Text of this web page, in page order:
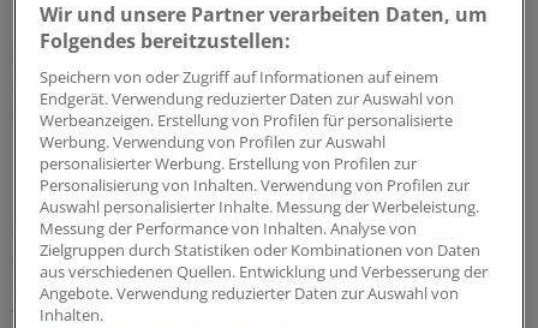
Die CDU, in Niedersachsen die Koalitionspartnerin der
SPD, sprach sich erneut gegen Pflichtbeiträge aus und
setzt auf die Ergebnisse einer Evaluation der Kammer.
Seit September prüft die Unternehmensberatung
Kienbaum im Auftrag des Ministeriums die Arbeit der
Kammer. „Lassen Sie uns gemeinsam den Weg der
Evaluation weiter gehen“, sagte Volker Meyer,
sozialpolitischer Sprecher der CDU im Landtag. Erst
dann solle über die Zukunft der Kammer neu
entschieden werden. Die CDU jedenfalls sei für eine
freiwillige Mitgliedschaft.
Wir und unsere Partner verarbeiten Daten, um
Folgendes bereitzustellen:
Speichern von oder Zugriff auf Informationen auf einem
Endgerät. Verwendung reduzierter Daten zur Auswahl von
Werbeanzeigen. Erstellung von Profilen für personalisierte
Werbung. Verwendung von Profilen zur Auswahl
personalisierter Werbung. Erstellung von Profilen zur
Personalisierung von Inhalten. Verwendung von Profilen zur
Auswahl personalisierter Inhalte. Messung der Werbeleistung.
Messung der Performance von Inhalten. Analyse von
Zielgruppen durch Statistiken oder Kombinationen von Daten
aus verschiedenen Quellen. Entwicklung und Verbesserung der
Angebote. Verwendung reduzierter Daten zur Auswahl von
Inhalten.